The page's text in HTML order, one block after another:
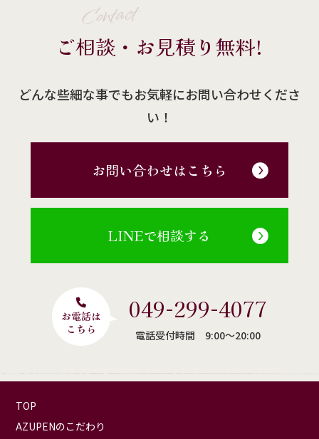
Contact
ご相談・お見積り無料!
どんな些細な事でもお気軽にお問い合わせくださ
い！
お問い合わせはこちら
LINEで相談する
049-299-4077
電話受付時間 9:00〜20:00
TOP
AZUPENのこだわり